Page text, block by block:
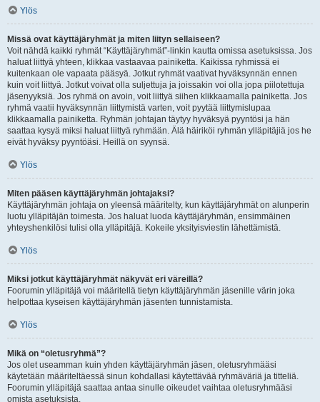
Ylös
Missä ovat käyttäjäryhmät ja miten liityn sellaiseen?
Voit nähdä kaikki ryhmät “Käyttäjäryhmät”-linkin kautta omissa asetuksissa. Jos
haluat liittyä yhteen, klikkaa vastaavaa painiketta. Kaikissa ryhmissä ei
kuitenkaan ole vapaata pääsyä. Jotkut ryhmät vaativat hyväksynnän ennen
kuin voit liittyä. Jotkut voivat olla suljettuja ja joissakin voi olla jopa piilotettuja
jäsenyyksiä. Jos ryhmä on avoin, voit liittyä siihen klikkaamalla painiketta. Jos
ryhmä vaatii hyväksynnän liittymistä varten, voit pyytää liittymislupaa
klikkaamalla painiketta. Ryhmän johtajan täytyy hyväksyä pyyntösi ja hän
saattaa kysyä miksi haluat liittyä ryhmään. Älä häiriköi ryhmän ylläpitäjiä jos he
eivät hyväksy pyyntöäsi. Heillä on syynsä.
Ylös
Miten pääsen käyttäjäryhmän johtajaksi?
Käyttäjäryhmän johtaja on yleensä määritelty, kun käyttäjäryhmät on alunperin
luotu ylläpitäjän toimesta. Jos haluat luoda käyttäjäryhmän, ensimmäinen
yhteyshenkilösi tulisi olla ylläpitäjä. Kokeile yksityisviestin lähettämistä.
Ylös
Miksi jotkut käyttäjäryhmät näkyvät eri väreillä?
Foorumin ylläpitäjä voi määritellä tietyn käyttäjäryhmän jäsenille värin joka
helpottaa kyseisen käyttäjäryhmän jäsenten tunnistamista.
Ylös
Mikä on “oletusryhmä”?
Jos olet useamman kuin yhden käyttäjäryhmän jäsen, oletusryhmääsi
käytetään määriteltäessä sinun kohdallasi käytettävää ryhmäväriä ja titteliä.
Foorumin ylläpitäjä saattaa antaa sinulle oikeudet vaihtaa oletusryhmääsi
omista asetuksista.